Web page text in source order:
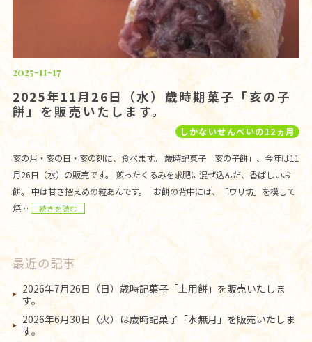
2025-11-17
2025年11月26日（水）歳時期菓子「亥の子
餅」を販売いたします。
しかないせんべいの12ヵ月
亥の月・亥の日・亥の刻に、食べます。 歳時記菓子「亥の子餅」、今年は11
月26日（水）の販売です。 煎ったくるみを求肥に混ぜ込んだ、香ばしいお
餅。 中は甘さ控えめの粒あんです。 お餅の背中には、「ウリ坊」を模して
焼…
続きを読む
最近の記事
2026年7月26日（日）歳時記菓子「土用餅」を販売いたしま
す。
2026年6月30日（火）は歳時記菓子「水無月」を販売いたしま
す。